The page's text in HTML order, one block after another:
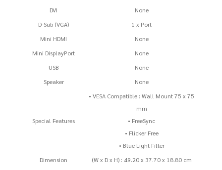
DVI
None
D-Sub (VGA)
1 x Port
Mini HDMI
None
Mini DisplayPort
None
USB
None
Speaker
None
Special Features
• VESA Compatible : Wall Mount 75 x 75
mm
• FreeSync
• Flicker Free
• Blue Light Filter
Dimension
(W x D x H) : 49.20 x 37.70 x 18.80 cm